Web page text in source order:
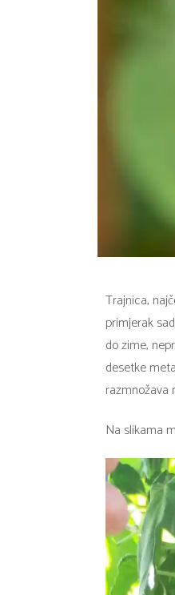
Trajnica,
primjerak
do zime,
desetke
razmnožava
Na slikama